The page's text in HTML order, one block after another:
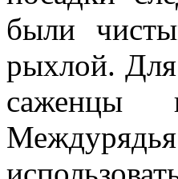
были
рыхлой. Для
саженцы